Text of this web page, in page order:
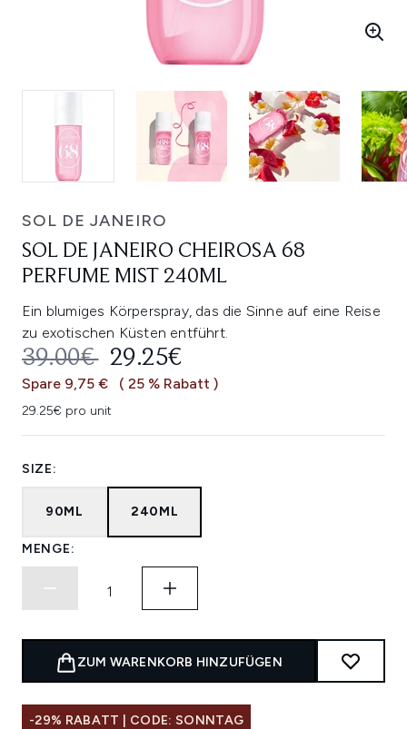
SOL DE JANEIRO
SOL DE JANEIRO CHEIROSA 68
PERFUME MIST 240ML
Ein blumiges Körperspray, das die Sinne auf eine Reise
zu exotischen Küsten entführt.
UNVERBINDLICHE
39.00€ AKTUELLER PREIS:
29.25€
Spare 9,75 € ( 25 % Rabatt )
29.25€ pro unit
SIZE:
90ML 240ML
MENGE:
ZUM WARENKORB HINZUFÜGEN
-29% RABATT | CODE: SONNTAG